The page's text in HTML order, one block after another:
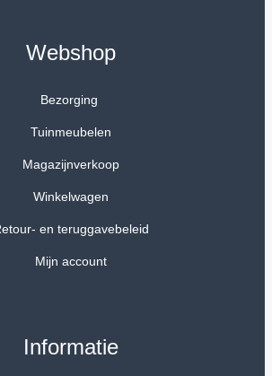
Webshop
Bezorging
Tuinmeubelen
Magazijnverkoop
Winkelwagen
en teruggavebeleid
Mijn account
Informatie